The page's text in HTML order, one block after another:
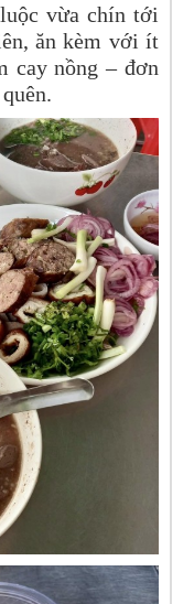
vừa chín tới
ăn kèm với ít
cay nồng – đơn